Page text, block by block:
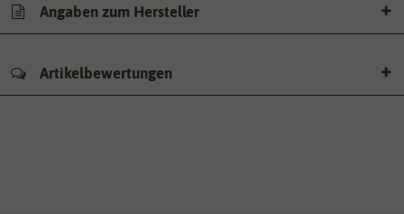
Angaben zum Hersteller
Artikelbewertungen